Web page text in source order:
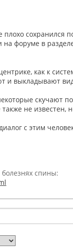
сохранился
форуме в
как к
выкладывают
скучают
не известен,
с этим
спины: